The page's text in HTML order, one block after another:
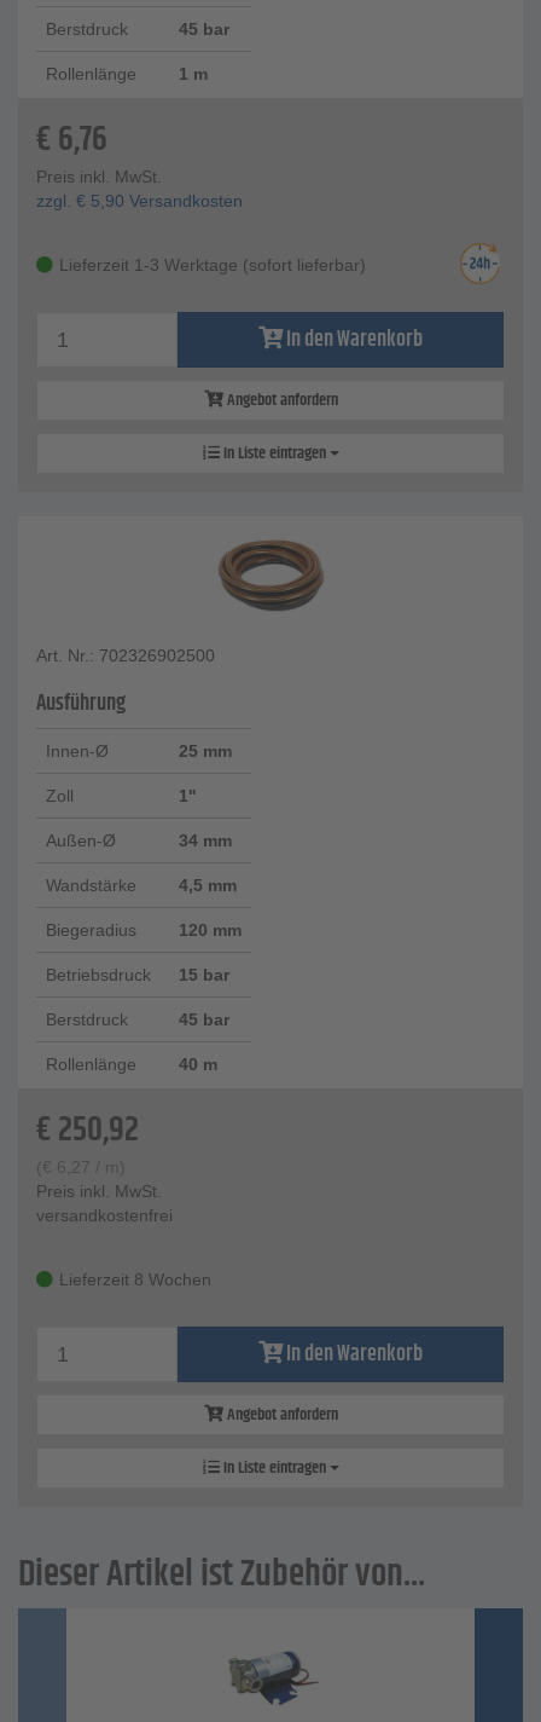
Berstdruck 45 bar
Rollenlänge 1 m
€6,76
Preis inkl. MwSt.
zzgl. € 5,90 Versandkosten
Lieferzeit 1-3 Werktage (sofort lieferbar)
In den Warenkorb
Angebot anfordern
In Liste eintragen
Art. Nr.: 702326902500
Ausführung
Innen-Ø 25 mm
Zoll 1"
Außen-Ø 34 mm
Wandstärke 4,5 mm
Biegeradius 120 mm
Betriebsdruck 15 bar
Berstdruck 45 bar
Rollenlänge 40 m
€250,92
(€ 6,27 / m)
Preis inkl. MwSt.
versandkostenfrei
Lieferzeit 8 Wochen
In den Warenkorb
Angebot anfordern
In Liste eintragen
Dieser Artikel ist Zubehör von...